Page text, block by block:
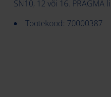
SN10, 12 või 16.
Tootekood: 70000387